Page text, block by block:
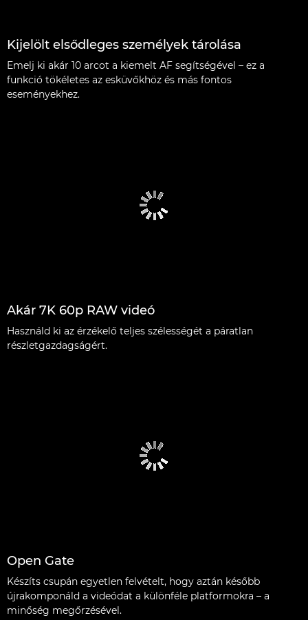
Kijelölt elsődleges személyek tárolása
Emelj ki akár 10 arcot a kiemelt AF segítségével – ez a
funkció tökéletes az esküvőkhöz és más fontos
eseményekhez.
Akár 7K 60p RAW videó
Használd ki az érzékelő teljes szélességét a páratlan
részletgazdagságért.
Open Gate
Készíts csupán egyetlen felvételt, hogy aztán később
újrakomponáld a videódat a különféle platformokra – a
minőség megőrzésével.